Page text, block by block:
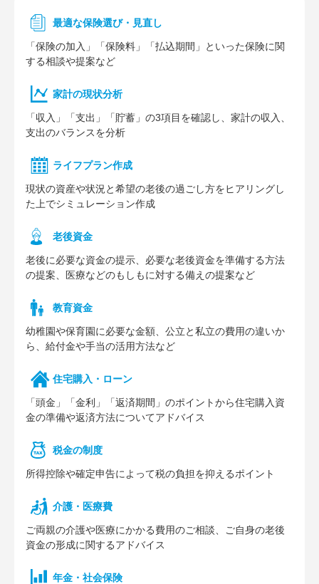
最適な保険選び・見直し
「保険の加入」「保険料」「払込期間」といった保険に関
する相談や提案など
家計の現状分析
「収入」「支出」「貯蓄」の3項目を確認し、家計の収入、
支出のバランスを分析
ライフプラン作成
現状の資産や状況と希望の老後の過ごし方をヒアリングし
た上でシミュレーション作成
⽼後資⾦
老後に必要な資金の提示、必要な老後資金を準備する方法
の提案、医療などのもしもに対する備えの提案など
教育資金
幼稚園や保育園に必要な⾦額、公⽴と私⽴の費⽤の違いか
ら、給付⾦や⼿当の活⽤⽅法など
住宅購⼊・ローン
「頭⾦」「⾦利」「返済期間」のポイントから住宅購⼊資
⾦の準備や返済⽅法についてアドバイス
税⾦の制度
所得控除や確定申告によって税の負担を抑えるポイント
介護・医療費
ご両親の介護や医療にかかる費⽤のご相談、ご⾃⾝の⽼後
資⾦の形成に関するアドバイス
年⾦・社会保険